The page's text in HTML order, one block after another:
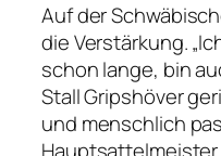
Auf der
die Verstärkung.
schon lange, bin
Stall Gripshöver
und menschlich